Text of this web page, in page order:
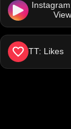
TT: Likes